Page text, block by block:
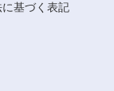
基づく表記